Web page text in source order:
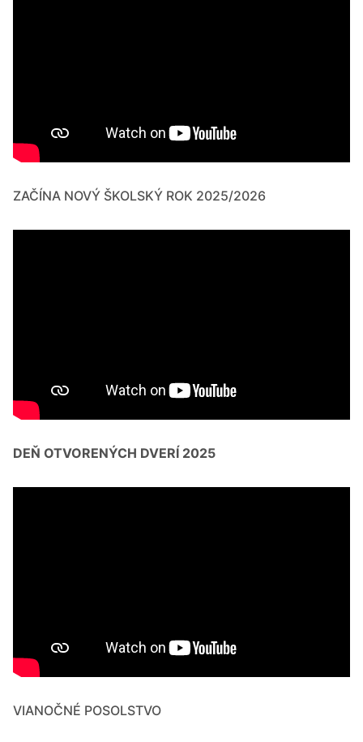
ZAČÍNA NOVÝ ŠKOLSKÝ ROK 2025/2026
DEŇ OTVORENÝCH DVERÍ 2025
VIANOČNÉ POSOLSTVO